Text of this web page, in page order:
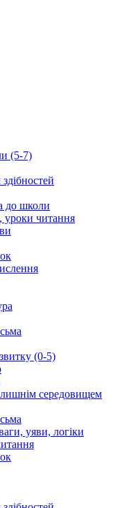
(5-7)
до школи
уроки читання
(0-5)
середовищем
уяви, логіки